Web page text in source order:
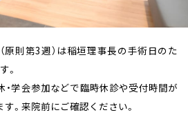
原則第3週）は稲垣理事長の手術日のた
。
・学会参加などで臨時休診や受付時間が
。来院前にご確認ください。